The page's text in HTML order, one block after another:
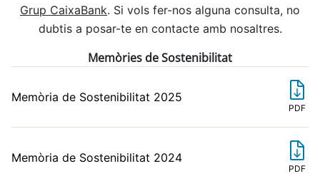
Grup CaixaBank. Si vols fer-nos alguna consulta, no
dubtis a posar-te en contacte amb nosaltres.
Memòries de Sostenibilitat
Memòria de Sostenibilitat 2025
PDF
Memòria de Sostenibilitat 2024
PDF